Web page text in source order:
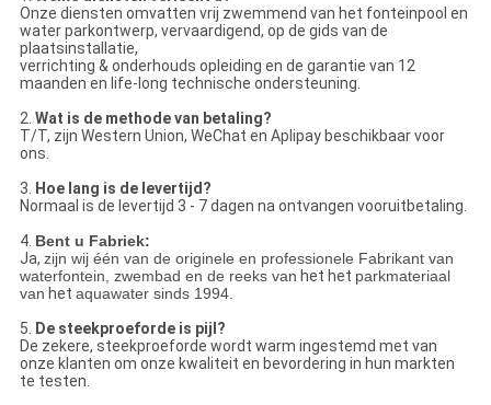
Onze diensten omvatten vrij zwemmend van het fonteinpool en
water parkontwerp, vervaardigend, op de gids van de
plaatsinstallatie,
verrichting & onderhouds opleiding en de garantie van 12
maanden en life-long technische ondersteuning.
2. Wat is de methode van betaling?
T/T, zijn Western Union, WeChat en Aplipay beschikbaar voor
ons.
3. Hoe lang is de levertijd?
Normaal is de levertijd 3 - 7 dagen na ontvangen vooruitbetaling.
4. Bent u Fabriek:
Ja, zijn wij één van de originele en professionele Fabrikant van
waterfontein, zwembad en de reeks van het het parkmateriaal
van het aquawater sinds 1994.
5. De steekproeforde is pijl?
De zekere, steekproeforde wordt warm ingestemd met van
onze klanten om onze kwaliteit en bevordering in hun markten
te testen.